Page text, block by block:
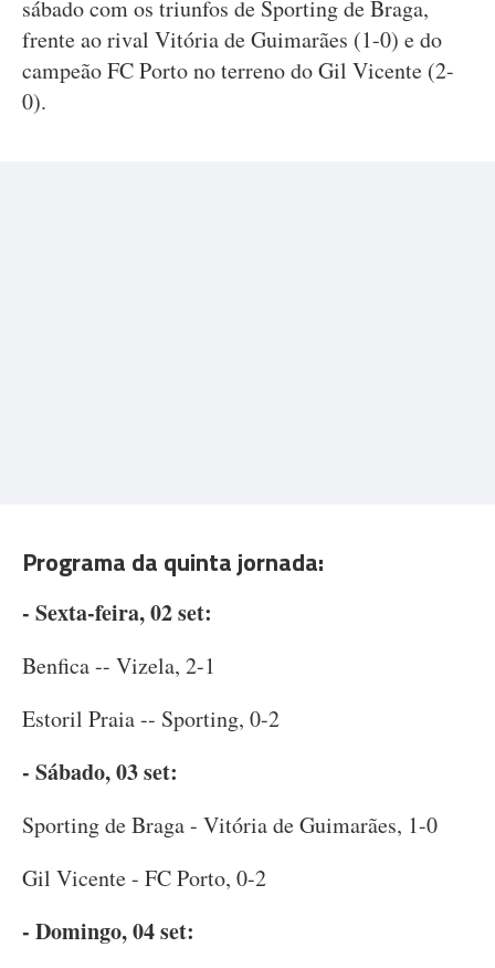
sábado com os triunfos de Sporting de Braga,
frente ao rival Vitória de Guimarães (1-0) e do
campeão FC Porto no terreno do Gil Vicente (2-
0).
Programa da quinta jornada:
- Sexta-feira, 02 set:
Benfica -- Vizela, 2-1
Estoril Praia -- Sporting, 0-2
- Sábado, 03 set:
Sporting de Braga - Vitória de Guimarães, 1-0
Gil Vicente - FC Porto, 0-2
- Domingo, 04 set: